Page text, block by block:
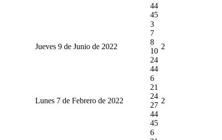
44
45
Jueves 9 de Junio de 2022
3
7
8
10
24
44
2
Lunes 7 de Febrero de 2022
6
21
24
27
44
45
2
6